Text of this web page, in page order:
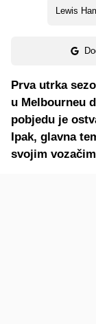
Lewis
Prva utrka
u Melbourneu
pobjedu je
Ipak, glavna
svojim